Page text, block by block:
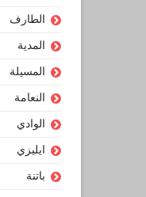
الطارف
المدية
المسيلة
النعامة
الوادي
ايليزي
باتنة